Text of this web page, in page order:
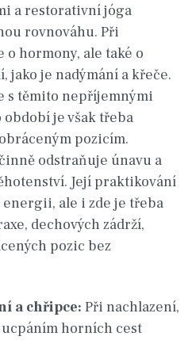
a restorativní jóga
rovnováhu. Při
hormony, ale také o
jako je nadýmání a křeče.
s těmito nepříjemnými
je však třeba
pozicím.
odstraňuje únavu a
Její praktikování
energii, ale i zde je třeba
dechových zádrží,
pozic bez
a chřipce: Při nachlazení,
horních cest